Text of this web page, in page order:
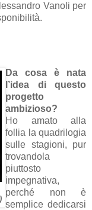
Vanoli per
Da cosa è nata
l’idea di questo
progetto
ambizioso?
Ho amato alla
follia la quadrilogia
sulle stagioni, pur
trovandola
piuttosto
impegnativa,
perché non è
semplice dedicarsi